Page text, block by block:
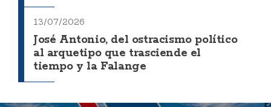
13/07/2026
José Antonio, del ostracismo político
al arquetipo que trasciende el
tiempo y la Falange